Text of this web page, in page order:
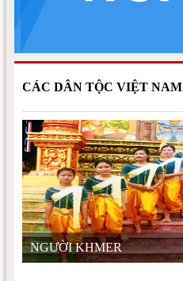
CÁC DÂN TỘC VIỆT NAM
NGƯỜI KHMER